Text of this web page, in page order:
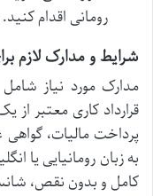
رومانی اقدام کنید.
شرایط و مدارک لازم
مدارک مورد نیاز
قرارداد کاری معتبر از
پرداخت مالیات،
به زبان رومانیایی یا
کامل و بدون نقص،